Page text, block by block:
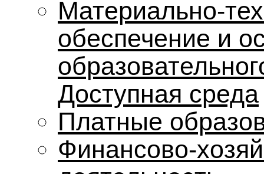
Материально-
обеспечение и
Доступная среда
Платные
Финансово-